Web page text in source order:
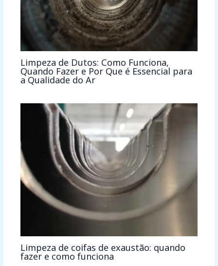
Limpeza de Dutos: Como Funciona,
Quando Fazer e Por Que é Essencial para
a Qualidade do Ar
Limpeza de coifas de exaustão: quando
fazer e como funciona